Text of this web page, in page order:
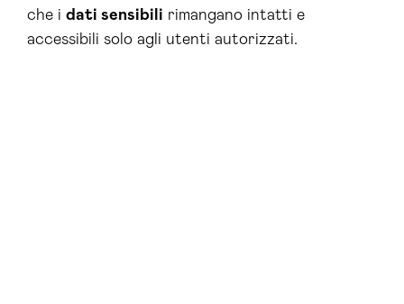
che i dati sensibili rimangano intatti e
accessibili solo agli utenti autorizzati.